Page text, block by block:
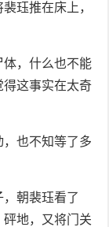
珏推在床上，
，什么也不能
得这事实在太奇
也不知等了多
朝裴珏看了
地，又将门关